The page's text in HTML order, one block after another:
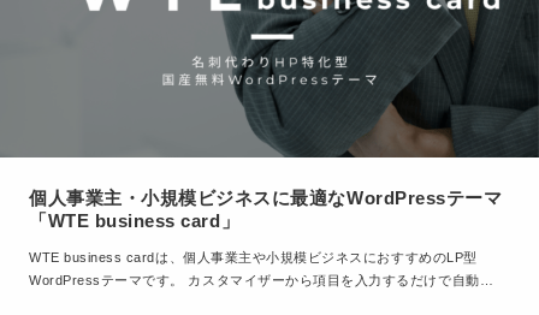
個人事業主・小規模ビジネスに最適なWordPressテーマ
「WTE business card」
WTE business cardは、個人事業主や小規模ビジネスにおすすめのLP型
WordPressテーマです。 カスタマイザーから項目を入力するだけで自動…